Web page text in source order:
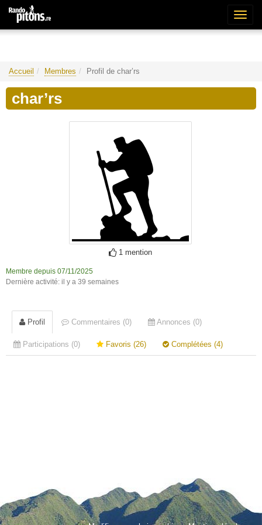
Accueil Membres Profil de char’rs
char’rs
1 mention
Membre depuis 07/11/2025
Dernière activité: il y a 39 semaines
Profil Commentaires (0) Annonces (0)
Participations (0) Favoris (26) Complétées (4)